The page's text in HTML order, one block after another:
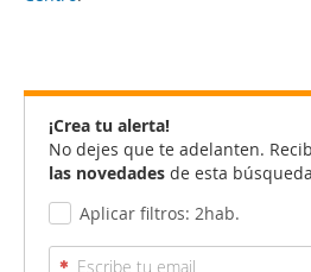
¡Crea tu alerta!
No dejes que te adelanten.
las novedades de esta
Aplicar filtros: 2hab.